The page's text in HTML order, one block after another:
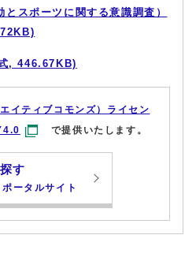
とスポーツに関する意識調査）
, 446.67KB)
イティブコモンズ）ライセン
で提供いたします。
す
ータルサイト